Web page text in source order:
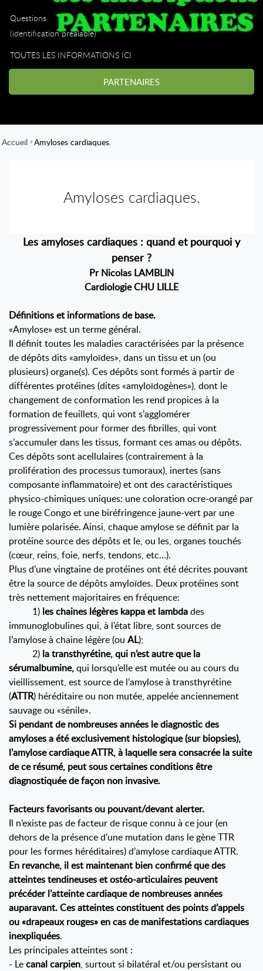
Questions
(identification préalable)
TOUTES LES INFORMATIONS ICI
PARTENAIRES
Accueil Amyloses cardiaques.
Amyloses cardiaques.
Les amyloses cardiaques : quand et pourquoi y
penser ?
Pr Nicolas LAMBLIN
Cardiologie CHU LILLE
Définitions et informations de base.
«Amylose» est un terme général.
Il définit toutes les maladies caractérisées par la présence
de dépôts dits «amyloïdes», dans un tissu et un (ou
plusieurs) organe(s). Ces dépôts sont formés à partir de
différentes protéines (dites «amyloïdogènes»), dont le
changement de conformation les rend propices à la
formation de feuillets, qui vont s’agglomérer
progressivement pour former des fibrilles, qui vont
s’accumuler dans les tissus, formant ces amas ou dépôts.
Ces dépôts sont acellulaires (contrairement à la
prolifération des processus tumoraux), inertes (sans
composante inflammatoire) et ont des caractéristiques
physico-chimiques uniques: une coloration ocre-orangé par
le rouge Congo et une biréfringence jaune-vert par une
lumière polarisée. Ainsi, chaque amylose se définit par la
protéine source des dépôts et le, ou les, organes touchés
(cœur, reins, foie, nerfs, tendons, etc…).
Plus d’une vingtaine de protéines ont été décrites pouvant
être la source de dépôts amyloïdes. Deux protéines sont
très nettement majoritaires en fréquence:
1) les chaines légères kappa et lambdades
immunoglobulines qui, à l’état libre, sont sources de
l’amylose à chaine légère (ou AL);
2) la transthyrétine, qui n’est autre que la
sérumalbumine,qui lorsqu’elle est mutée ou au cours du
vieillissement, est source de l’amylose à transthyrétine
(ATTR) héréditaire ou non mutée, appelée anciennement
sauvage ou «sénile».
Si pendant de nombreuses années le diagnostic des
amyloses a été exclusivement histologique (sur biopsies),
l’amylose cardiaque ATTR, à laquelle sera consacrée la suite
de ce résumé, peut sous certaines conditions être
diagnostiquée de façon non invasive.
Facteurs favorisants ou pouvant/devant alerter.
Il n’existe pas de facteur de risque connu à ce jour (en
dehors de la présence d’une mutation dans le gène TTR
pour les formes héréditaires) d’amylose cardiaque ATTR.
En revanche, il est maintenant bien confirmé que des
atteintes tendineuses et ostéo-articulaires peuvent
précéder l’atteinte cardiaque de nombreuses années
auparavant. Ces atteintes constituent des points d’appels
ou «drapeaux rouges» en cas de manifestations cardiaques
inexpliquées.
Les principales atteintes sont :
- Lecanal carpien, surtout si bilatéral et/ou persistant ou